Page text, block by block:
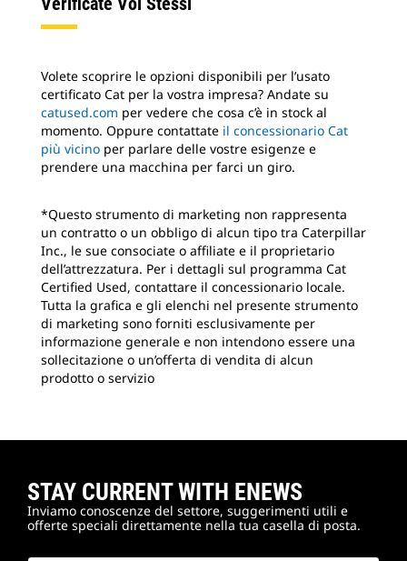
Volete scoprire le opzioni disponibili per l’usato
certificato Cat per la vostra impresa? Andate su
catused.com per vedere che cosa c’è in stock al
momento. Oppure contattate il concessionario Cat
più vicino per parlare delle vostre esigenze e
prendere una macchina per farci un giro.
*Questo strumento di marketing non rappresenta
un contratto o un obbligo di alcun tipo tra Caterpillar
Inc., le sue consociate o affiliate e il proprietario
dell’attrezzatura. Per i dettagli sul programma Cat
Certified Used, contattare il concessionario locale.
Tutta la grafica e gli elenchi nel presente strumento
di marketing sono forniti esclusivamente per
informazione generale e non intendono essere una
sollecitazione o un’offerta di vendita di alcun
prodotto o servizio
STAY CURRENT WITH ENEWS
Inviamo conoscenze del settore, suggerimenti utili e
offerte speciali direttamente nella tua casella di posta.